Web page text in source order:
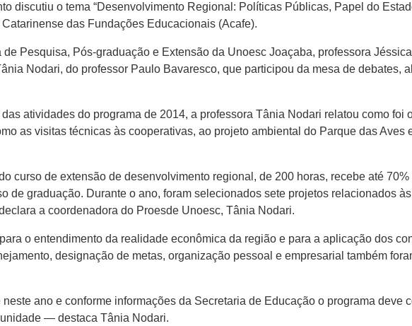
discutiu o tema “Desenvolvimento Regional: Políticas Públicas, Papel do
das Fundações Educacionais (Acafe).
Pesquisa, Pós-graduação e Extensão da Unoesc Joaçaba, professora
Nodari, do professor Paulo Bavaresco, que participou da mesa de debates,
atividades do programa de 2014, a professora Tânia Nodari relatou como foi
as visitas técnicas às cooperativas, ao projeto ambiental do Parque das Aves
curso de extensão de desenvolvimento regional, de 200 horas, recebe até
de graduação. Durante o ano, foram selecionados sete projetos relacionados
a coordenadora do Proesde Unoesc, Tânia Nodari.
o entendimento da realidade econômica da região e para a aplicação dos
designação de metas, organização pessoal e empresarial também
ano e conforme informações da Secretaria de Educação o programa deve
— destaca Tânia Nodari.